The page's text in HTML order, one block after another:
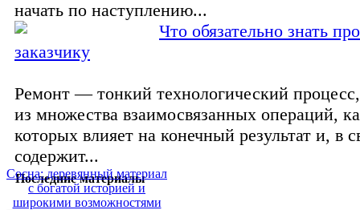
начать по наступлению...
Что обязательно знать
заказчику
Ремонт — тонкий технологический
из множества взаимосвязанных операций,
которых влияет на конечный результат и, в
содержит...
Последние материалы
Сосна: деревянный материал
с богатой историей и
широкими возможностями